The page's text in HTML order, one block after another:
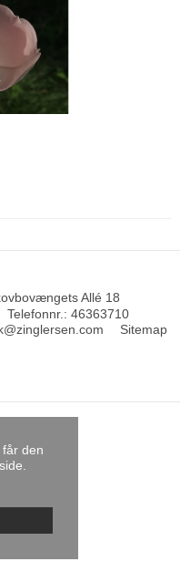
den
Allé 18
Telefonnr. : 46363710
Sitemap